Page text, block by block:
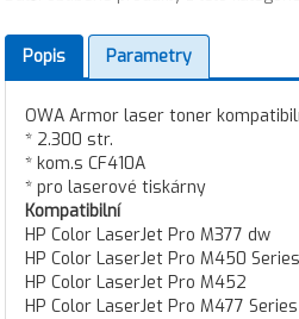
Popis Parametry
OWA Armor laser toner
* 2.300 str.
* kom.s CF410A
* pro laserové tiskárny
Kompatibilní
HP Color LaserJet Pro M377 dw
HP Color LaserJet Pro M450 Series
HP Color LaserJet Pro M452
HP Color LaserJet Pro M477 Series